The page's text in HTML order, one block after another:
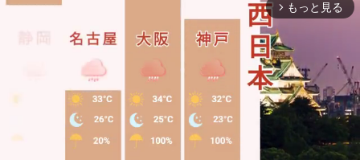
arrow_forward_ios もっと見る